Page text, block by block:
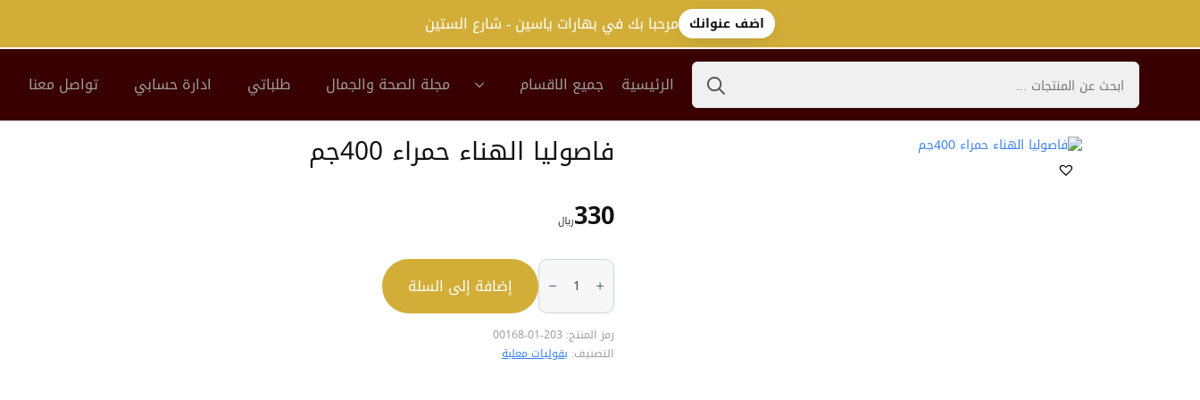
اضف عنوانك مرحبا بك في بهارات ياسين - شارع الستين
Search
الرئيسية جميع الاقسام مجلة الصحة والجمال طلباتي ادارة حسابي تواصل معنا
فاصوليا الهناء حمراء 400جم
330﷼
كمية
فاصوليا
الهناء
حمراء
400جم
إضافة إلى السلة
رمز المنتج: 203-01-00168
التصنيف: بقوليات معلبة